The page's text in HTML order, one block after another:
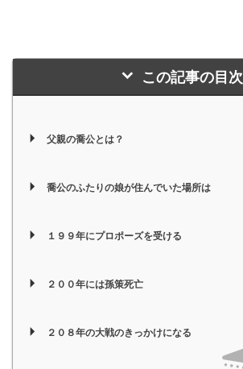
この記事の目次
父親の喬公とは？
喬公のふたりの娘が住んでいた場所は
１９９年にプロポーズを受ける
２００年には孫策死亡
２０８年の大戦のきっかけになる